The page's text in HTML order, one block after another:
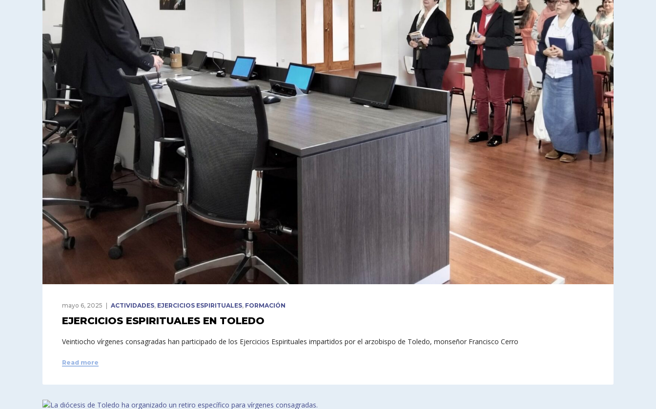
mayo 6, 2025 ACTIVIDADES, EJERCICIOS ESPIRITUALES, FORMACIÓN
EJERCICIOS ESPIRITUALES EN TOLEDO
Veintiocho vírgenes consagradas han participado de los Ejercicios Espirituales impartidos por el arzobispo de Toledo, monseñor Francisco Cerro
Read more